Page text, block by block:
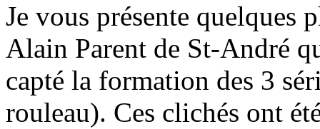
Je vous présente quelques
Alain Parent de St-André
capté la formation des 3
rouleau). Ces clichés ont